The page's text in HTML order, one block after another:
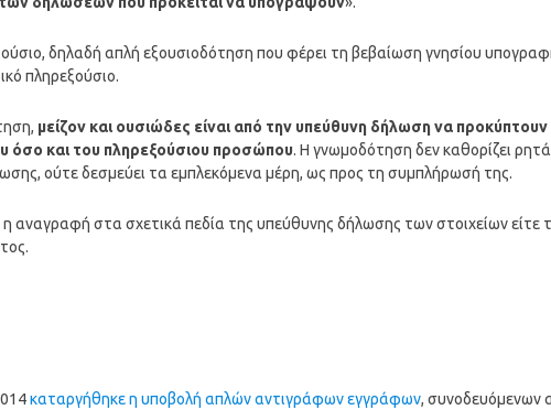
δηλαδή απλή εξουσιοδότηση που φέρει τη βεβαίωση γνησίου
πληρεξούσιο.
μείζον και ουσιώδες είναι από την υπεύθυνη δήλωση να προκύπτουν
όσο και του πληρεξούσιου προσώπου. Η γνωμοδότηση δεν καθορίζει ρητά
ούτε δεσμεύει τα εμπλεκόμενα μέρη, ως προς τη συμπλήρωσή της.
αναγραφή στα σχετικά πεδία της υπεύθυνης δήλωσης των στοιχείων είτε
καταργήθηκε η υποβολή απλών αντιγράφων εγγράφων, συνοδευόμενων